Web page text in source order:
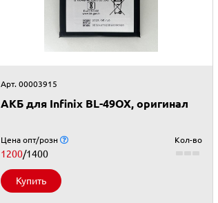
Арт. 00003915
АКБ для Infinix BL-49OX, оригинал
Цена опт/розн
1200/1400
Кол-во
Купить